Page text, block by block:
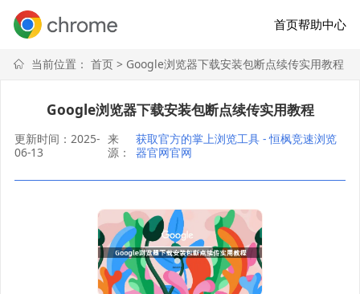
首页帮助中心
当前位置： 首页> Google浏览器下载安装包断点续传实用教程
Google浏览器下载安装包断点续传实用教程
更新时间：2025-
06-13
来
源：
获取官方的掌上浏览工具 - 恒枫竞速浏览
器官网官网